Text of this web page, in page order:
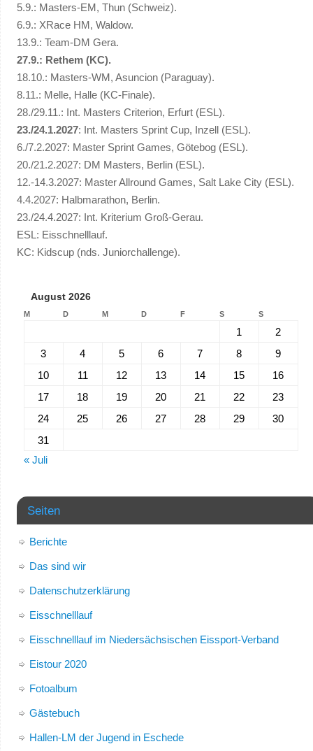
5.9.: Masters-EM, Thun (Schweiz).
6.9.: XRace HM, Waldow.
13.9.: Team-DM Gera.
27.9.: Rethem (KC).
18.10.: Masters-WM, Asuncion (Paraguay).
8.11.: Melle, Halle (KC-Finale).
28./29.11.: Int. Masters Criterion, Erfurt (ESL).
23./24.1.2027: Int. Masters Sprint Cup, Inzell (ESL).
6./7.2.2027: Master Sprint Games, Götebog (ESL).
20./21.2.2027: DM Masters, Berlin (ESL).
12.-14.3.2027: Master Allround Games, Salt Lake City (ESL).
4.4.2027: Halbmarathon, Berlin.
23./24.4.2027: Int. Kriterium Groß-Gerau.
ESL: Eisschnelllauf.
KC: Kidscup (nds. Juniorchallenge).
August 2026
M D M D F S S
1
2
3
4 5 6 7 8
9
10
11 12 13 14 15
16
17
18 19 20 21 22
23
24
25 26 27 28 29
30
31
« Juli
Seiten
Berichte
Das sind wir
Datenschutzerklärung
Eisschnelllauf
Eisschnelllauf im Niedersächsischen Eissport-Verband
Eistour 2020
Fotoalbum
Gästebuch
Hallen-LM der Jugend in Eschede